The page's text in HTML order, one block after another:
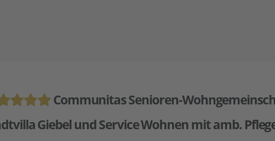
Communitas Senioren-
Giebel und Service Wohnen mit amb.